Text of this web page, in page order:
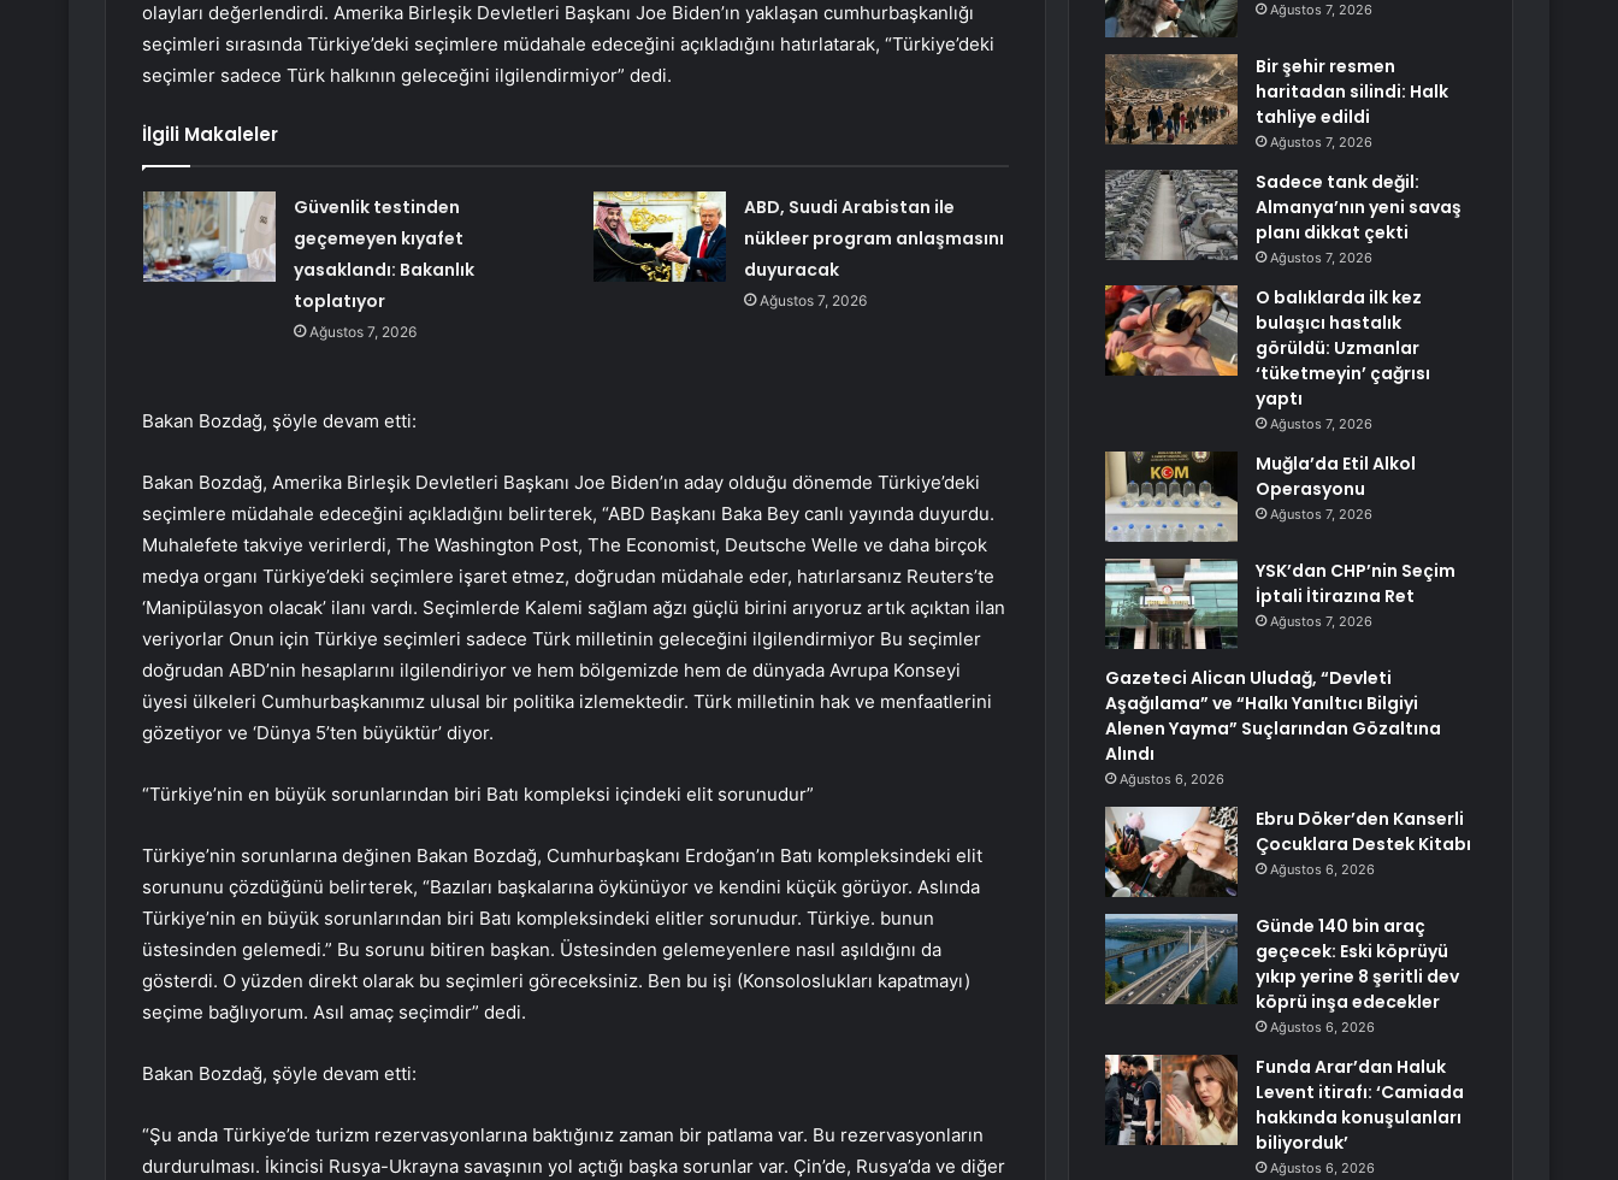
olayları değerlendirdi. Amerika Birleşik Devletleri Başkanı Joe Biden’ın yaklaşan cumhurbaşkanlığı
seçimleri sırasında Türkiye’deki seçimlere müdahale edeceğini açıkladığını hatırlatarak, “Türkiye’deki
seçimler sadece Türk halkının geleceğini ilgilendirmiyor” dedi.
İlgili Makaleler
Güvenlik testinden
geçemeyen kıyafet
yasaklandı: Bakanlık
toplatıyor
Ağustos 7, 2026
ABD, Suudi Arabistan ile
nükleer program anlaşmasını
duyuracak
Ağustos 7, 2026
Bakan Bozdağ, şöyle devam etti:
Bakan Bozdağ, Amerika Birleşik Devletleri Başkanı Joe Biden’ın aday olduğu dönemde Türkiye’deki
seçimlere müdahale edeceğini açıkladığını belirterek, “ABD Başkanı Baka Bey canlı yayında duyurdu.
Muhalefete takviye verirlerdi, The Washington Post, The Economist, Deutsche Welle ve daha birçok
medya organı Türkiye’deki seçimlere işaret etmez, doğrudan müdahale eder, hatırlarsanız Reuters’te
‘Manipülasyon olacak’ ilanı vardı. Seçimlerde Kalemi sağlam ağzı güçlü birini arıyoruz artık açıktan ilan
veriyorlar Onun için Türkiye seçimleri sadece Türk milletinin geleceğini ilgilendirmiyor Bu seçimler
doğrudan ABD’nin hesaplarını ilgilendiriyor ve hem bölgemizde hem de dünyada Avrupa Konseyi
üyesi ülkeleri Cumhurbaşkanımız ulusal bir politika izlemektedir. Türk milletinin hak ve menfaatlerini
gözetiyor ve ‘Dünya 5’ten büyüktür’ diyor.
“Türkiye’nin en büyük sorunlarından biri Batı kompleksi içindeki elit sorunudur”
Türkiye’nin sorunlarına değinen Bakan Bozdağ, Cumhurbaşkanı Erdoğan’ın Batı kompleksindeki elit
sorununu çözdüğünü belirterek, “Bazıları başkalarına öykünüyor ve kendini küçük görüyor. Aslında
Türkiye’nin en büyük sorunlarından biri Batı kompleksindeki elitler sorunudur. Türkiye. bunun
üstesinden gelemedi.” Bu sorunu bitiren başkan. Üstesinden gelemeyenlere nasıl aşıldığını da
gösterdi. O yüzden direkt olarak bu seçimleri göreceksiniz. Ben bu işi (Konsoloslukları kapatmayı)
seçime bağlıyorum. Asıl amaç seçimdir” dedi.
Bakan Bozdağ, şöyle devam etti:
“Şu anda Türkiye’de turizm rezervasyonlarına baktığınız zaman bir patlama var. Bu rezervasyonların
durdurulması. İkincisi Rusya-Ukrayna savaşının yol açtığı başka sorunlar var. Çin’de, Rusya’da ve diğer
Ağustos 7, 2026
Bir şehir resmen
haritadan silindi: Halk
tahliye edildi
Ağustos 7, 2026
Sadece tank değil:
Almanya’nın yeni savaş
planı dikkat çekti
Ağustos 7, 2026
O balıklarda ilk kez
bulaşıcı hastalık
görüldü: Uzmanlar
‘tüketmeyin’ çağrısı
yaptı
Ağustos 7, 2026
Muğla’da Etil Alkol
Operasyonu
Ağustos 7, 2026
YSK’dan CHP’nin Seçim
İptali İtirazına Ret
Ağustos 7, 2026
Gazeteci Alican Uludağ, “Devleti
Aşağılama” ve “Halkı Yanıltıcı Bilgiyi
Alenen Yayma” Suçlarından Gözaltına
Alındı
Ağustos 6, 2026
Ebru Döker’den Kanserli
Çocuklara Destek Kitabı
Ağustos 6, 2026
Günde 140 bin araç
geçecek: Eski köprüyü
yıkıp yerine 8 şeritli dev
köprü inşa edecekler
Ağustos 6, 2026
Funda Arar’dan Haluk
Levent itirafı: ‘Camiada
hakkında konuşulanları
biliyorduk’
Ağustos 6, 2026